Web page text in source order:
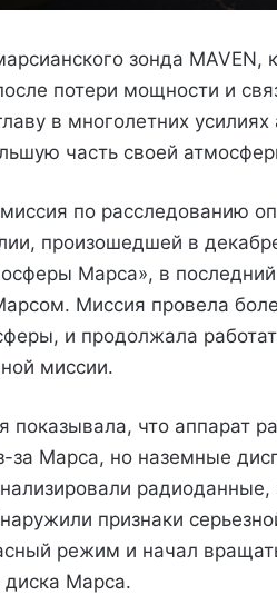
зонда MAVEN,
потери мощности и
в многолетних
часть своей
по расследованию
произошедшей в
Марса», в
Миссия провела
и продолжала
миссии.
что аппарат
за Марса, но наземные
признаки
режим и начал
диска Марса.